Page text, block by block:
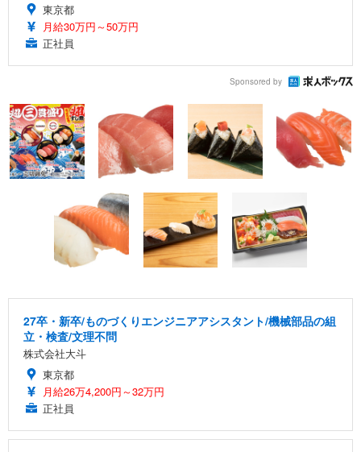
東京都
月給30万円～50万円
正社員
Sponsored by
27卒・新卒/ものづくりエンジニアアシスタント/機械部品の組
立・検査/文理不問
株式会社大斗
東京都
月給26万4,200円～32万円
正社員